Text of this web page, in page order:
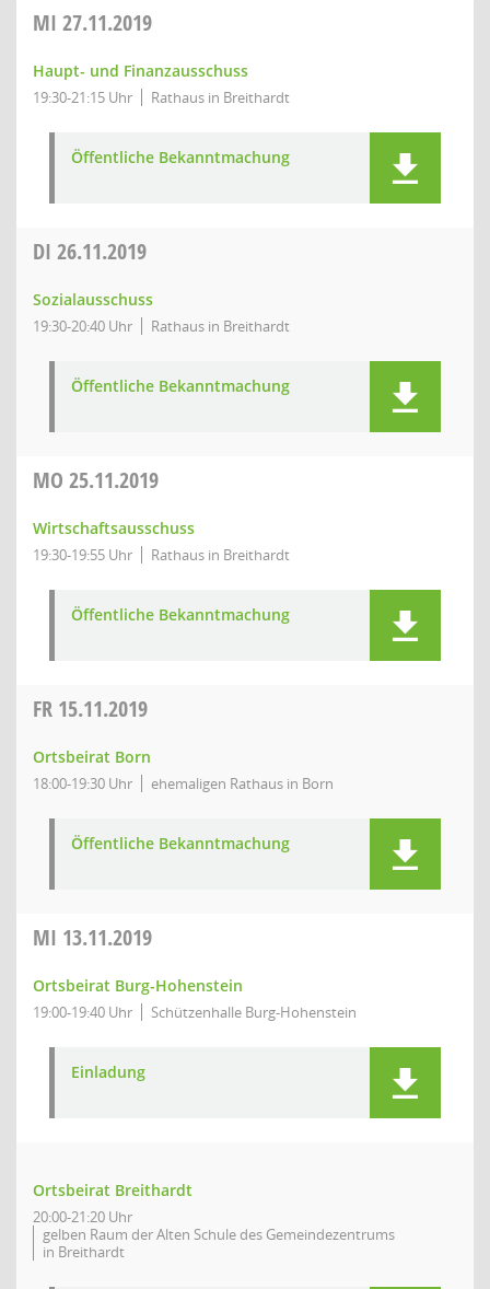
MI 27.11.2019
Haupt- und Finanzausschuss
19:30-21:15 Uhr Rathaus in Breithardt
Öffentliche Bekanntmachung
DI 26.11.2019
Sozialausschuss
19:30-20:40 Uhr Rathaus in Breithardt
Öffentliche Bekanntmachung
MO 25.11.2019
Wirtschaftsausschuss
19:30-19:55 Uhr Rathaus in Breithardt
Öffentliche Bekanntmachung
FR 15.11.2019
Ortsbeirat Born
18:00-19:30 Uhr ehemaligen Rathaus in Born
Öffentliche Bekanntmachung
MI 13.11.2019
Ortsbeirat Burg-Hohenstein
19:00-19:40 Uhr Schützenhalle Burg-Hohenstein
Einladung
Ortsbeirat Breithardt
20:00-21:20 Uhr
gelben Raum der Alten Schule des Gemeindezentrums
in Breithardt